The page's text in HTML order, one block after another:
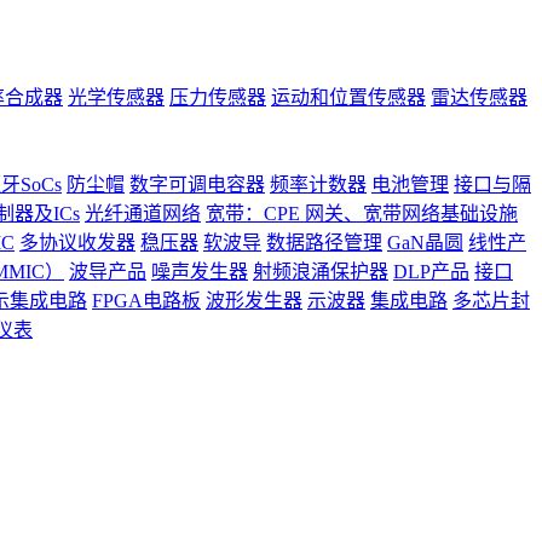
合成器 光学传感器 压力传感器 运动和位置传感器 雷达传感器
SoCs 防尘帽 数字可调电容器 频率计数器 电池管理 接口与隔
器及ICs 光纤通道网络 宽带：CPE 网关、宽带网络基础设施
多协议收发器 稳压器 软波导 数据路径管理 GaN晶圆 线性产
）
波导产品 噪声发生器 射频浪涌保护器 DLP产品 接口
集成电路 FPGA电路板 波形发生器 示波器 集成电路 多芯片封
表